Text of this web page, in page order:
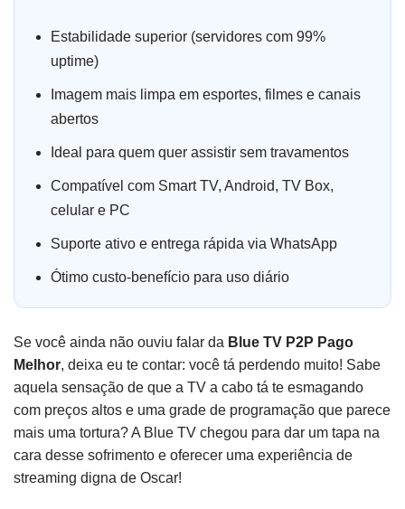
Estabilidade superior (servidores com 99%
uptime)
Imagem mais limpa em esportes, filmes e canais
abertos
Ideal para quem quer assistir sem travamentos
Compatível com Smart TV, Android, TV Box,
celular e PC
Suporte ativo e entrega rápida via WhatsApp
Ótimo custo-benefício para uso diário
Se você ainda não ouviu falar da Blue TV P2P Pago
Melhor, deixa eu te contar: você tá perdendo muito! Sabe
aquela sensação de que a TV a cabo tá te esmagando
com preços altos e uma grade de programação que parece
mais uma tortura? A Blue TV chegou para dar um tapa na
cara desse sofrimento e oferecer uma experiência de
streaming digna de Oscar!